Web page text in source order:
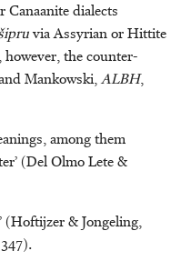
dialects
via Assyrian or Hittite
however, the counter-
Mankowski,ALBH,
among them
(Del Olmo Lete &
(Hoftijzer & Jongeling,